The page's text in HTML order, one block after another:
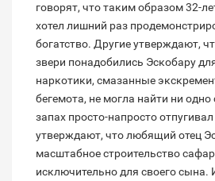
говорят, что таким образом 32-
хотел лишний раз
богатство. Другие утверждают,
звери понадобились Эскобару
наркотики, смазанные
бегемота, не могла найти ни
запах просто-напросто
утверждают, что любящий отец
масштабное строительство
исключительно для своего сына.